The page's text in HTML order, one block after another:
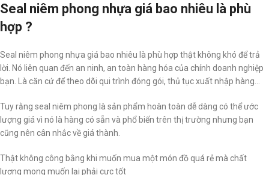
Seal niêm phong nhựa giá bao nhiêu là phù
hợp ?
Seal niêm phong nhựa giá bao nhiêu là phù hợp thật không khó để trả
lời. Nó liên quan đến an ninh, an toàn hàng hóa của chính doanh nghiệp
bạn. Là căn cứ để theo dõi qui trình đóng gói, thủ tục xuất nhập hàng…
Tuy rằng seal niêm phong là sản phẩm hoàn toàn dễ dàng có thể ước
lượng giá vì nó là hàng có sẵn và phổ biến trên thị trường nhưng bạn
cũng nên cân nhắc về giá thành.
Thật không công bằng khi muốn mua một món đồ quá rẻ mà chất
lượng mong muốn lại phải cực tốt